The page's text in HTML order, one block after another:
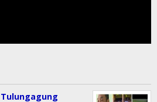
Tulungagung